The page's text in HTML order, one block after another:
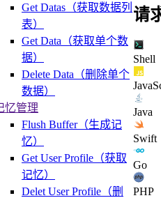
Get Datas（获取数据列
表）
Get Data（获取单个数
据）
Delete Data（删除单个
数据）
忆管理
Flush Buffer（生成记
忆）
Get User Profile（获取
记忆）
Delet User Profile（删
请
Shell
Java
Swift
Go
PHP